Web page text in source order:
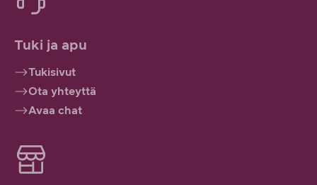
Tuki ja apu
Tukisivut
Ota yhteyttä
Avaa chat